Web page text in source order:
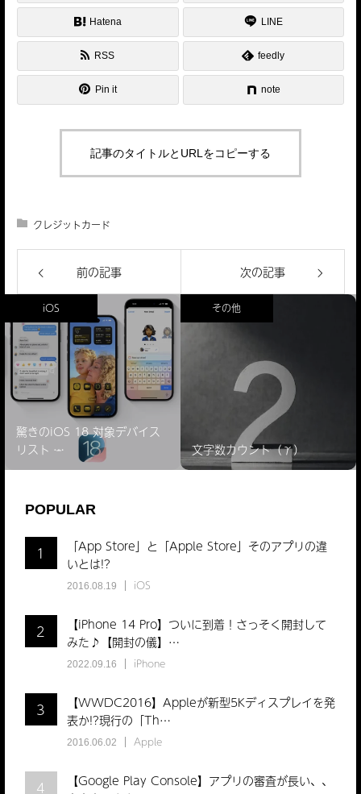
Hatena LINE
RSS feedly
Pin it note
記事のタイトルとURLをコピーする
クレジットカード
前の記事 次の記事
iOS
驚きのiOS 18 対象デバイス
リスト ̵…
その他
文字数カウント（γ）
POPULAR
1
「App Store」と「Apple Store」そのアプリの違
いとは!?
2016.08.19 iOS
2
【iPhone 14 Pro】ついに到着！さっそく開封して
みた♪【開封の儀】…
2022.09.16 iPhone
3
【WWDC2016】Appleが新型5Kディスプレイを発
表か!?現行の「Th…
2016.06.02 Apple
4
【Google Play Console】アプリの審査が長い、、